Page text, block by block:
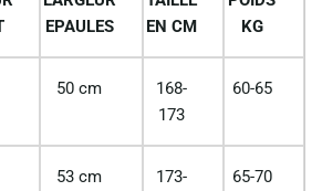
EPAULES
EN CM
KG
50 cm
168-
173
60-65
53 cm
173-
65-70